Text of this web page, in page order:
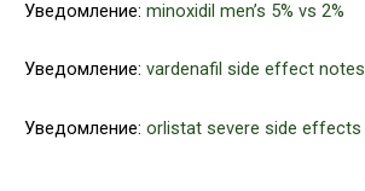
Уведомление: minoxidil men’s 5% vs 2%
Уведомление: vardenafil side effect notes
Уведомление: orlistat severe side effects